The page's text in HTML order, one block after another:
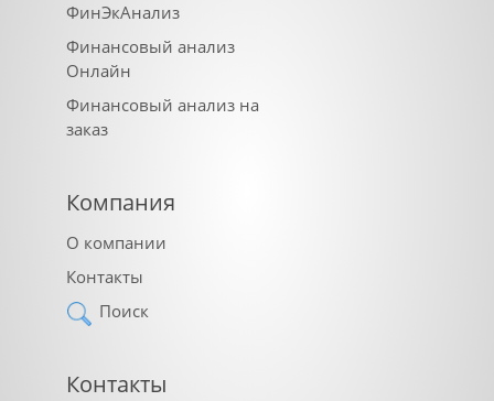
ФинЭкАнализ
Финансовый анализ
Онлайн
Финансовый анализ на
заказ
Компания
О компании
Контакты
Поиск
Контакты